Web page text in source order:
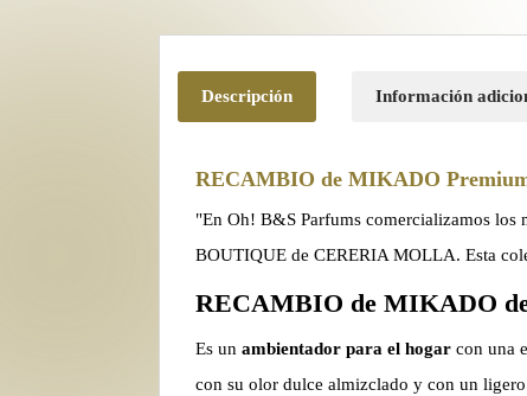
Descripción Información
RECAMBIO de MIKADO
"En Oh! B&S Parfums comercializamos los
BOUTIQUE de CERERIA MOLLA. Esta
RECAMBIO de MIKADO
Es unambientador para el hogarcon una
con su olor dulce almizclado y con un